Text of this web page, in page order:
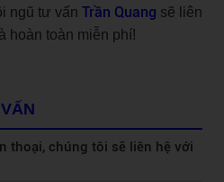
ngũ tư vấn Trần Quang sẽ liên
hoàn toàn miễn phí!
thoại, chúng tôi sẽ liên hệ với